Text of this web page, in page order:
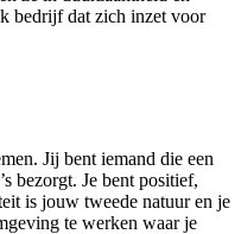
bedrijf dat zich inzet voor
Jij bent iemand die een
bezorgt. Je bent positief,
is jouw tweede natuur en je
te werken waar je